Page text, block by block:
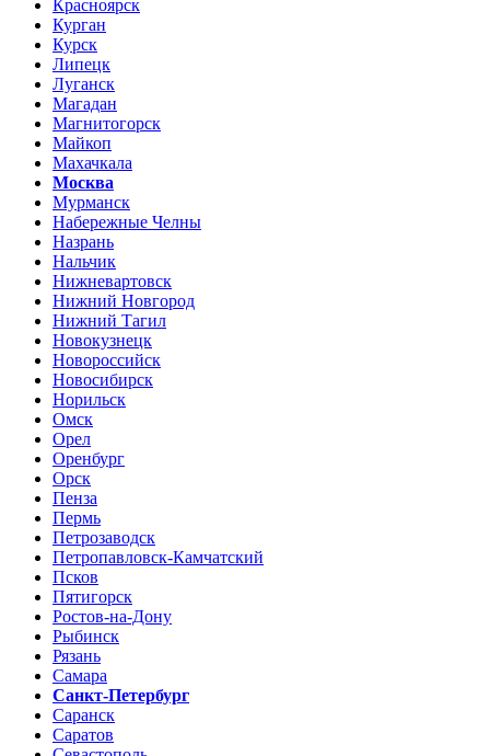
Красноярск
Курган
Курск
Липецк
Луганск
Магадан
Магнитогорск
Майкоп
Махачкала
Москва
Мурманск
Набережные Челны
Назрань
Нальчик
Нижневартовск
Нижний Новгород
Нижний Тагил
Новокузнецк
Новороссийск
Новосибирск
Норильск
Омск
Орел
Оренбург
Орск
Пенза
Пермь
Петрозаводск
Петропавловск-Камчатский
Псков
Пятигорск
Ростов-на-Дону
Рыбинск
Рязань
Самара
Санкт-Петербург
Саранск
Саратов